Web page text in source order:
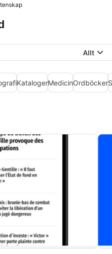
Allt
KatalogerMedicinOrdböcker